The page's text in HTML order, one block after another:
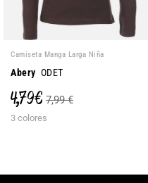
Camiseta Manga Larga Niña
Abery ODET
4,79 € 7,99 €
3 colores